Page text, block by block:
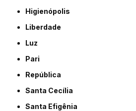
Higienópolis
Liberdade
Luz
Pari
República
Santa Cecília
Santa Efigênia